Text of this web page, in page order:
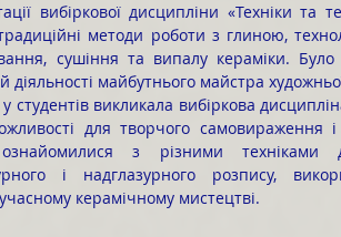
методи роботи з глиною,
сушіння та випалу кераміки. Було
діяльності майбутнього майстра
для творчого самовираження
ознайомилися з різними техніками
і надглазурного розпису,
керамічному мистецтві.